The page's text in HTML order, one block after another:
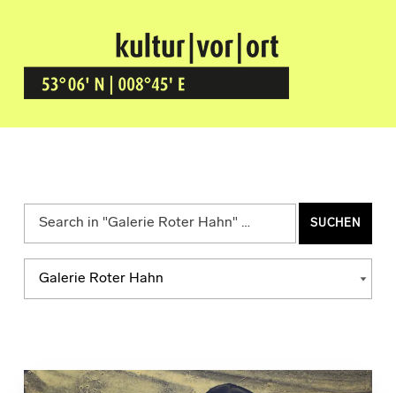
Kultur Vor Ort
BREMEN GRÖPELINGEN
Suchen nach:
KATEGORIEN
Kategorien